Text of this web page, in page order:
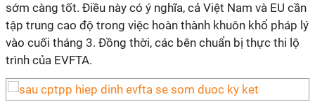
sớm càng tốt. Điều này có ý nghĩa, cả Việt Nam và EU cần
tập trung cao độ trong việc hoàn thành khuôn khổ pháp lý
vào cuối tháng 3. Đồng thời, các bên chuẩn bị thực thi lộ
trình của EVFTA.